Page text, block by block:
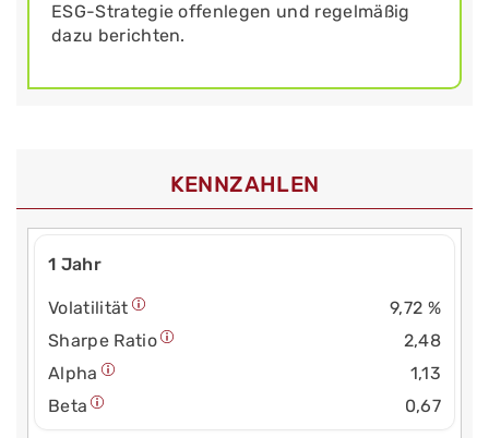
ESG-Strategie offenlegen und regelmäßig
dazu berichten.
KENNZAHLEN
1 Jahr
Volatilität
9,72 %
Sharpe Ratio
2,48
Alpha
1,13
Beta
0,67